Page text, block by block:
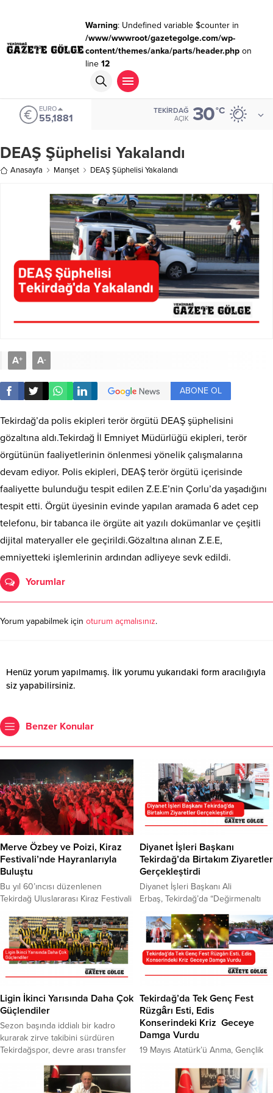
Warning: Undefined variable $counter in
/www/wwwroot/gazetegolge.com/wp-
content/themes/anka/parts/header.phpon
line 12
EURO
55,1881
TEKIRDAĞ
AÇIK 30°C
DEAŞ Şüphelisi Yakalandı
Anasayfa Manşet DEAŞ Şüphelisi Yakalandı
A+ A-
ABONE OL
Tekirdağ’da polis ekipleri terör örgütü DEAŞ şüphelisini
gözaltına aldı.Tekirdağ İl Emniyet Müdürlüğü ekipleri, terör
örgütünün faaliyetlerinin önlenmesi yönelik çalışmalarına
devam ediyor. Polis ekipleri, DEAŞ terör örgütü içerisinde
faaliyette bulunduğu tespit edilen Z.E.E’nin Çorlu’da yaşadığını
tespit etti. Örgüt üyesinin evinde yapılan aramada 6 adet cep
telefonu, bir tabanca ile örgüte ait yazılı dokümanlar ve çeşitli
dijital materyaller ele geçirildi.Gözaltına alınan Z.E.E,
emniyetteki işlemlerinin ardından adliyeye sevk edildi.
Yorumlar
Yorum yapabilmek için oturum açmalısınız.
Henüz yorum yapılmamış. İlk yorumu yukarıdaki form aracılığıyla
siz yapabilirsiniz.
Benzer Konular
Merve Özbey ve Poizi, Kiraz
Festivali’nde Hayranlarıyla
Buluştu
Bu yıl 60’ıncısı düzenlenen
Tekirdağ Uluslararası Kiraz Festivali
Tekirdağlılarla buluştu
Süleymanpaşa Belediyesi
tarafından organize edilen
Uluslararası Tekirdağ Kiraz Festivali,
ikinci gününde de çeşitli
gerçekleştirilen kültürel ve sanatsal
programların ardından, gece
etkinliklerinde de binlerce vatandaş
konser alanını doldurdu. Gecenin
açılışını yapan Poizi,...
Diyanet İşleri Başkanı
Tekirdağ’da Birtakım Ziyaretler
Gerçekleştirdi
Diyanet İşleri Başkanı Ali
Erbaş, Tekirdağ’da “Değirmenaltı
törenine katılarak, çeşitli ziyaretler
gerçekleştirdi. Gençlik Merkezi
açılış töreninde konuşan Erbaş, en
mutlu olduğu anlardan birisini
yaşadığını belirterek;”Gençler bizim
geleceğimizi kendilerine emanet
edeceğimiz en büyük zenginliğimiz
ve varlığımız. Gençlerimizi vatan,
millet, ezan, bayrak ve tüm manevi
değerlerimiz doğrultusunda,
çizgisinde...
Ligin İkinci Yarısında Daha Çok
Güçlendiler
Sezon başında iddialı bir kadro
kurarak zirve takibini sürdüren
Tekirdağspor, devre arası transfer
daha da güçlenerek ikinci yarıda
maç kaybetmedi. Tekirdağspor
Tekirdağ’da Tek Genç Fest
Rüzgârı Esti, Edis
Konserindeki Kriz Geceye
Damga Vurdu
19 Mayıs Atatürk’ü Anma, Gençlik
Tekirdağ Büyükşehir Belediyesi
tarafından organize edilen ve iki